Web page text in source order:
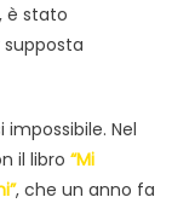
è stato
Nel
il libro “Mi
, che un anno fa